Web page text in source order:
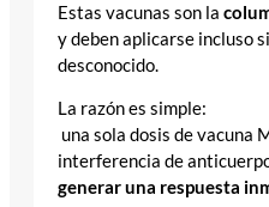
Estas vacunas son la
y deben aplicarse incluso
desconocido.
La razón es simple:
una sola dosis de vacuna
interferencia de
generar una respuesta